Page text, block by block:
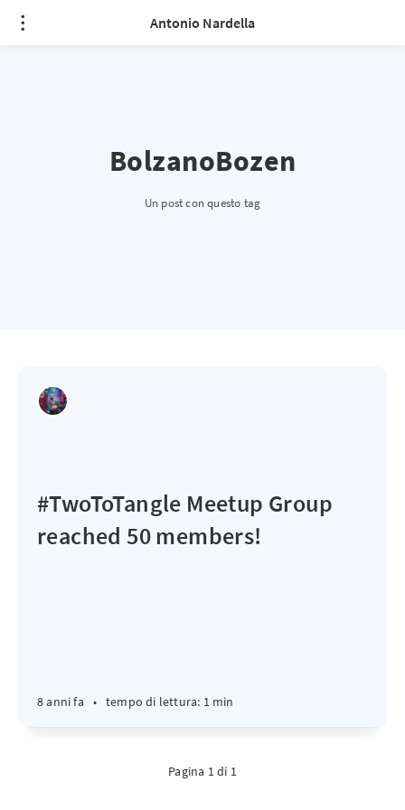
Antonio Nardella
BolzanoBozen
Un post con questo tag
#TwoToTangle Meetup Group
reached 50 members!
8 anni fa • tempo di lettura: 1 min
Pagina 1 di 1